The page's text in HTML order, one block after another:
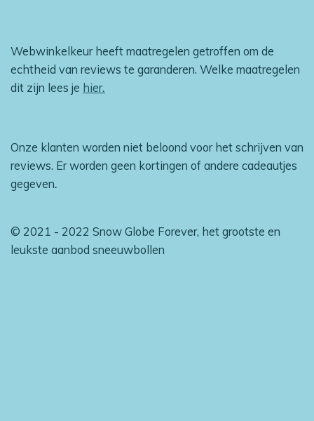
Webwinkelkeur heeft maatregelen getroffen om de
echtheid van reviews te garanderen. Welke maatregelen
dit zijn lees je hier.
Onze klanten worden niet beloond voor het schrijven van
reviews. Er worden geen kortingen of andere cadeautjes
gegeven.
© 2021 - 2022 Snow Globe Forever, het grootste en
leukste aanbod sneeuwbollen